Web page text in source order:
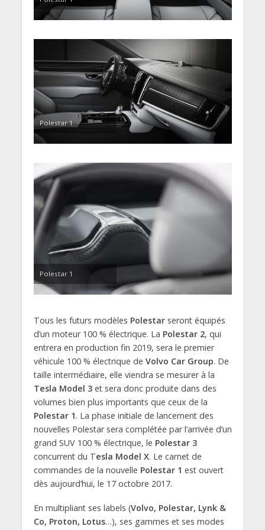
Polestar 1
Polestar 1
Tous les futurs modèles Polestarseront équipés
d’un moteur 100 % électrique. La Polestar 2, qui
entrera en production fin 2019, sera le premier
véhicule 100 % électrique de Volvo Car Group. De
taille intermédiaire, elle viendra se mesurer à la
Tesla Model 3et sera donc produite dans des
volumes bien plus importants que ceux de la
Polestar 1. La phase initiale de lancement des
nouvelles Polestar sera complétée par l’arrivée d’un
grand SUV 100 % électrique, le Polestar 3
concurrent du Tesla Model X. Le carnet de
commandes de la nouvelle Polestar 1 est ouvert
dès aujourd’hui, le 17 octobre 2017.
En multipliant ses labels (Volvo, Polestar, Lynk &
Co, Proton, Lotus…), ses gammes et ses modes